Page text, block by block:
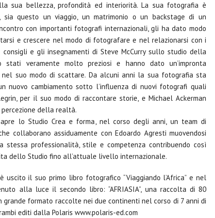
sua bellezza, profondità ed interiorità. La sua fotografia è
sia questo un viaggio, un matrimonio o un backstage di un
con importanti fotografi internazionali, gli ha dato modo
e crescere nel modo di fotografare e nel relazionarsi con i
consigli e gli insegnamenti di Steve McCurry sullo studio della
stati veramente molto preziosi e hanno dato un’impronta
nel suo modo di scattare. Da alcuni anni la sua fotografia sta
nuovo cambiamento sotto l’influenza di nuovi fotografi quali
per il suo modo di raccontare storie, e Michael Ackerman
della realtà.
lo Studio Crea e forma, nel corso degli anni, un team di
collaborano assiduamente con Edoardo Agresti muovendosi
stessa professionalità, stile e competenza contribuendo così
dello Studio fino all’attuale livello internazionale.
uscito il suo primo libro fotografico “Viaggiando l’Africa” e nel
alla luce il secondo libro: “AFRIASIA”, una raccolta di 80
grande formato raccolte nei due continenti nel corso di 7 anni di
editi dalla Polaris www.polaris-ed.com